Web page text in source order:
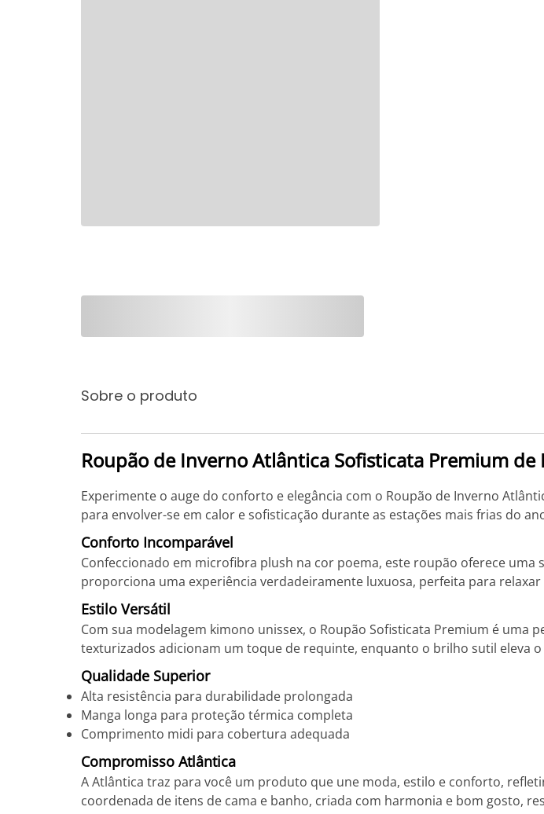
Sobre o produto
Roupão de Inverno Atlântica Sofisticata Premium
Experimente o auge do conforto e elegância com o Roupão de Inverno
para envolver-se em calor e sofisticação durante as estações mais frias do
Conforto Incomparável
Confeccionado em microfibra plush na cor poema, este roupão oferece uma
proporciona uma experiência verdadeiramente luxuosa, perfeita para
Estilo Versátil
Com sua modelagem kimono unissex, o Roupão Sofisticata Premium é uma
texturizados adicionam um toque de requinte, enquanto o brilho sutil eleva o
Qualidade Superior
Alta resistência para durabilidade prolongada
Manga longa para proteção térmica completa
Comprimento midi para cobertura adequada
Compromisso Atlântica
A Atlântica traz para você um produto que une moda, estilo e conforto,
coordenada de itens de cama e banho, criada com harmonia e bom gosto,